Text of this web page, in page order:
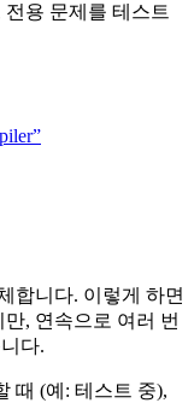
용 문제를 테스트
합니다. 이렇게 하면
, 연속으로 여러 번
다.
때 (예: 테스트 중),